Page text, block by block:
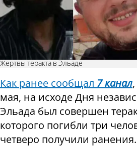
Жертвы теракта в Эльаде
Как ранее сообщал 7 канал
мая, на исходе Дня
Эльада был совершен
которого погибли три
четверо получили ранения.